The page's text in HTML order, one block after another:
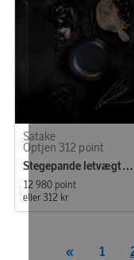
Satake
Optjen 312 point
Stegepande letvægtsstøbejern 28 cm Honeycomb
12 980 point
eller 312 kr
« 1